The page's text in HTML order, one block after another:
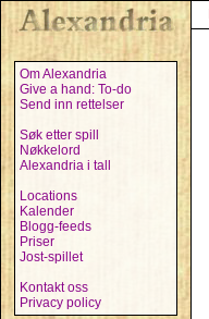
Om Alexandria
Give a hand: To-do
Send inn rettelser
Søk etter spill
Nøkkelord
Alexandria i tall
Locations
Kalender
Blogg-feeds
Priser
Jost-spillet
Kontakt oss
Privacy policy